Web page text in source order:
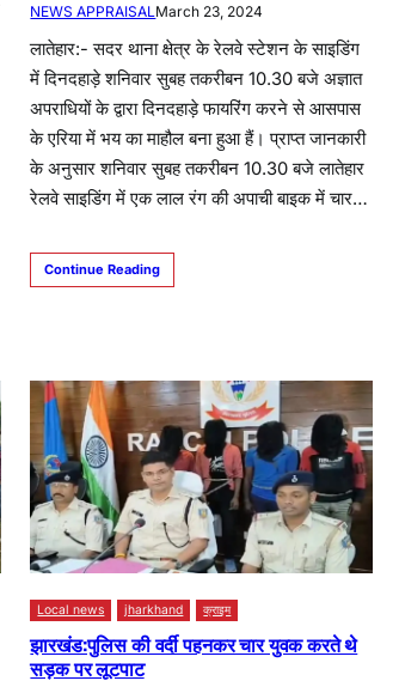
NEWS APPRAISAL March 23, 2024
लातेहार:- सदर थाना क्षेत्र के रेलवे स्टेशन के साइडिंग
में दिनदहाड़े शनिवार सुबह तकरीबन 10.30 बजे अज्ञात
अपराधियों के द्वारा दिनदहाड़े फायरिंग करने से आसपास
के एरिया में भय का माहौल बना हुआ हैं। प्राप्त जानकारी
के अनुसार शनिवार सुबह तकरीबन 10.30 बजे लातेहार
रेलवे साइडिंग में एक लाल रंग की अपाची बाइक में चार…
Continue Reading
Local news jharkhand क्राइम
झारखंड:पुलिस की वर्दी पहनकर चार युवक करते थे
सड़क पर लूटपाट